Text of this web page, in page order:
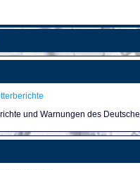
und Warnungen des